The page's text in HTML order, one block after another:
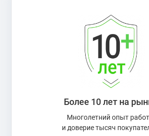
Более 10 лет на
Многолетний опыт
и доверие тысяч